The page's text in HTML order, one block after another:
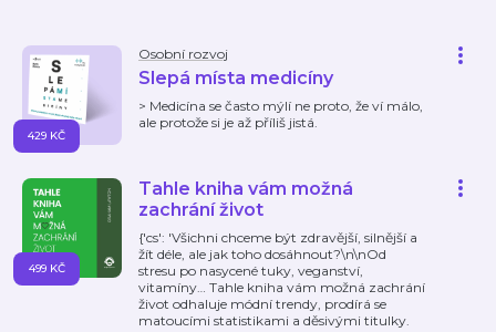
Osobní rozvoj
Slepá místa medicíny
> Medicína se často mýlí ne proto, že ví málo,
ale protože si je až příliš jistá.
429 KČ
Tahle kniha vám možná
zachrání život
{'cs': 'Všichni chceme být zdravější, silnější a
žít déle, ale jak toho dosáhnout?\n\nOd
stresu po nasycené tuky, veganství,
vitamíny… Tahle kniha vám možná zachrání
život odhaluje módní trendy, prodírá se
matoucími statistikami a děsivými titulky.
499 KČ